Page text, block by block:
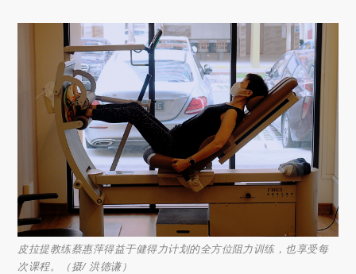
皮拉提教练蔡惠萍得益于健得力计划的全方位阻力训练，也享受每
次课程。（摄/ 洪德谦）